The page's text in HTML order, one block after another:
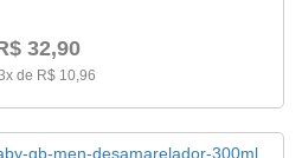
32,90
de R$ 10,96